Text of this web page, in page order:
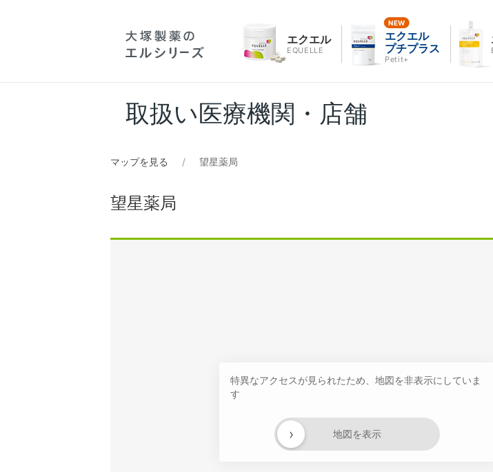
エクエル
EQUELLE
エクエル
プチプラス
Petit+
取扱い医療機関・店舗
マップを見る 望星薬局
望星薬局
特異なアクセスが見られたため、地図を非表示にしていま
す
地図を表示
›